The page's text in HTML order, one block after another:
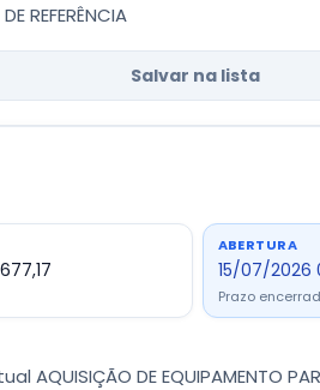
REFERÊNCIA
Salvar na lista
ABERTURA
15/07/2026
Prazo
DE EQUIPAMENTO